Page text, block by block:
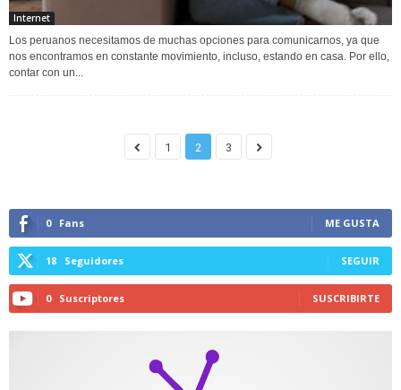
Internet
Los peruanos necesitamos de muchas opciones para comunicarnos, ya que
nos encontramos en constante movimiento, incluso, estando en casa. Por ello,
contar con un...
1 2 3
0 Fans ME GUSTA
18 Seguidores SEGUIR
0 Suscriptores SUSCRIBIRTE